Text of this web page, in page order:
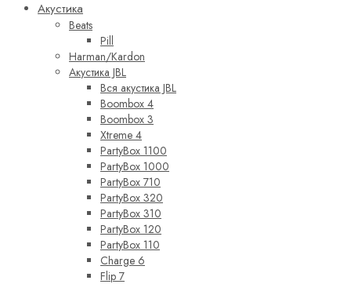
Акустика
Beats
Pill
Harman/Kardon
Акустика JBL
Вся акустика JBL
Boombox 4
Boombox 3
Xtreme 4
PartyBox 1100
PartyBox 1000
PartyBox 710
PartyBox 320
PartyBox 310
PartyBox 120
PartyBox 110
Charge 6
Flip 7